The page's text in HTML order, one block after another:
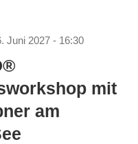
Juni 2027 - 16:30
mit
am